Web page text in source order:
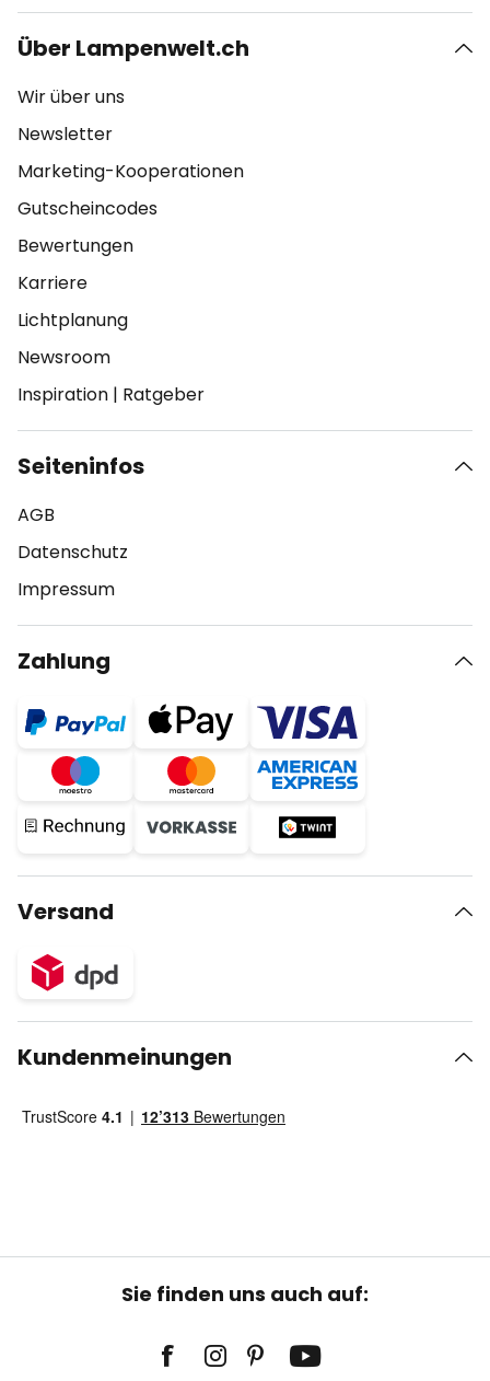
Über Lampenwelt.ch
Wir über uns
Newsletter
Marketing-Kooperationen
Gutscheincodes
Bewertungen
Karriere
Lichtplanung
Newsroom
Inspiration | Ratgeber
Seiteninfos
AGB
Datenschutz
Impressum
Zahlung
Versand
Kundenmeinungen
Sie finden uns auch auf: